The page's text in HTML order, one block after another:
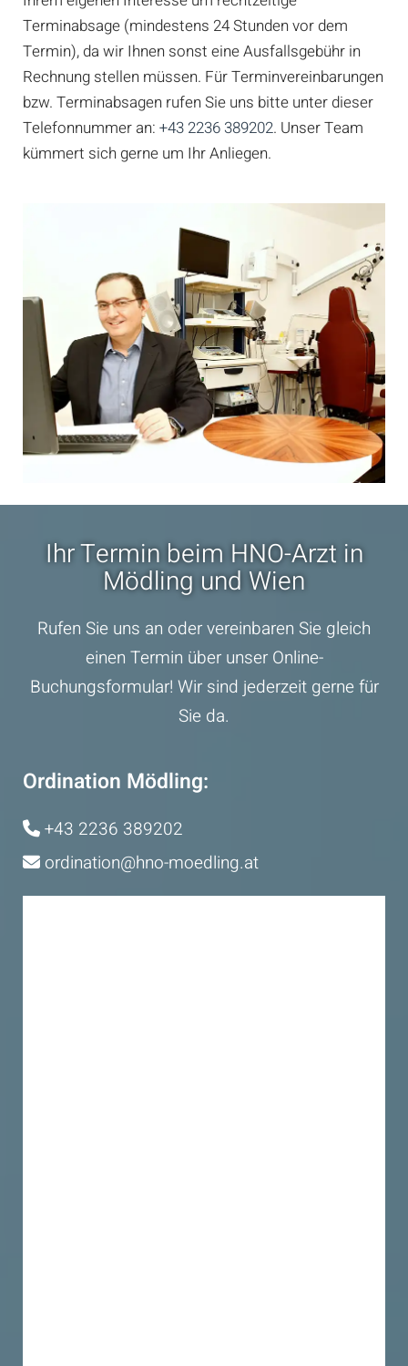
Terminabsage (mindestens 24 Stunden vor dem
Termin), da wir Ihnen sonst eine Ausfallsgebühr in
Rechnung stellen müssen. Für Terminvereinbarungen
bzw. Terminabsagen rufen Sie uns bitte unter dieser
Telefonnummer an: +43 2236 389202. Unser Team
kümmert sich gerne um Ihr Anliegen.
Ihr Termin beim HNO-Arzt in
Mödling und Wien
Rufen Sie uns an oder vereinbaren Sie gleich
einen Termin über unser Online-
Buchungsformular! Wir sind jederzeit gerne für
Sie da.
Ordination Mödling:
 +43 2236 389202
 ordination@hno-moedling.at